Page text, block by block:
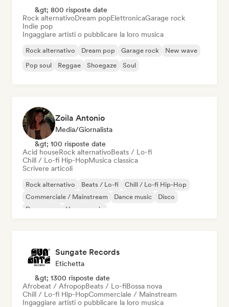
&gt; 800 risposte date
Rock alternativoDream popElettronicaGarage rock
Indie pop
Ingaggiare artisti o pubblicare la loro musica
Rock alternativo Dream pop Garage rock
New wave
Pop soul
Reggae Shoegaze Soul
Zoila Antonio
Media/Giornalista
&gt; 100 risposte date
Acid houseRock alternativoBeats / Lo-fi
Chill / Lo-fi Hip-HopMusica classica
Scrivere articoli
Rock alternativo Beats / Lo-fi
Chill / Lo-fi Hip-Hop
Commerciale / Mainstream
Dance music
Disco
Dream pop
House music
Sungate Records
Etichetta
&gt; 1300 risposte date
Afrobeat / AfropopBeats / Lo-fiBossa nova
Chill / Lo-fi Hip-HopCommerciale / Mainstream
Ingaggiare artisti o pubblicare la loro musica